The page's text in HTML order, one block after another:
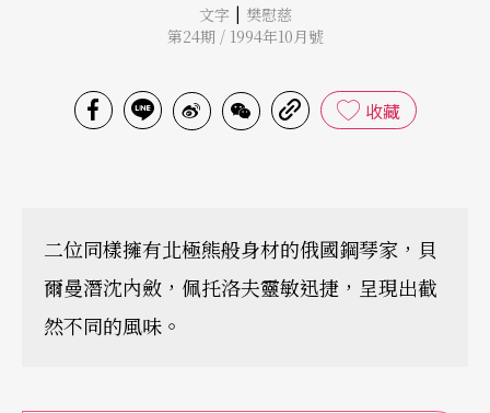
文字 | 樊慰慈
第24期 / 1994年10月號
收藏
二位同樣擁有北極熊般身材的俄國鋼琴家，貝
爾曼潛沈內斂，佩托洛夫靈敏迅捷，呈現出截
然不同的風味。